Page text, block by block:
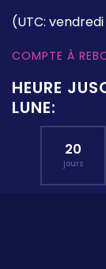
(UTC:
COMPTE À
HEURE
LUNE:
20
jours